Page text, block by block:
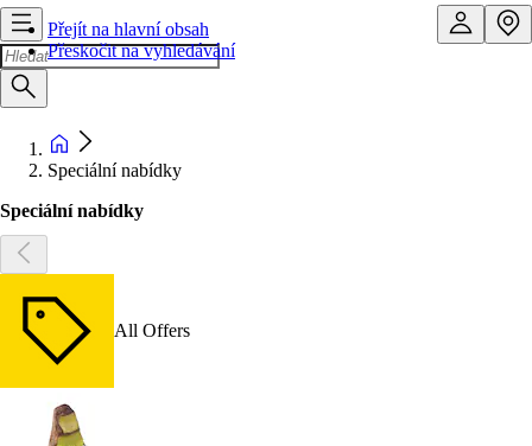
Přejít na hlavní obsah
Přeskočit na vyhledávání
Speciální nabídky
Speciální nabídky
All Offers